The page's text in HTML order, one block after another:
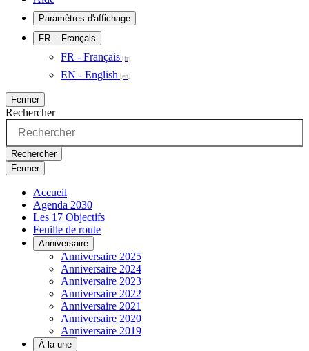
Paramètres d'affichage
FR - Français
FR - Français
EN - English
Fermer
Rechercher
Rechercher
Fermer
Accueil
Agenda 2030
Les 17 Objectifs
Feuille de route
Anniversaire
Anniversaire 2025
Anniversaire 2024
Anniversaire 2023
Anniversaire 2022
Anniversaire 2021
Anniversaire 2020
Anniversaire 2019
À la une